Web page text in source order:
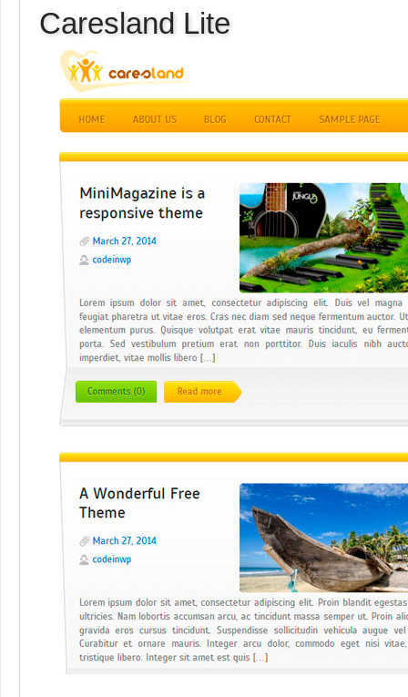
Caresland Lite